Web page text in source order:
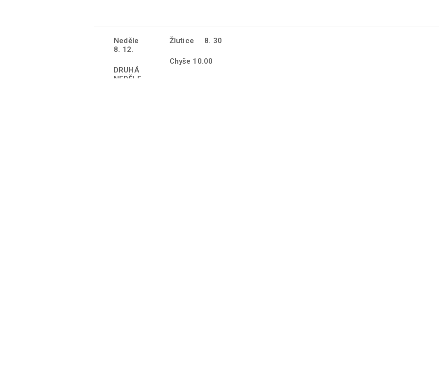
Neděle
8. 12.
DRUHÁ
NEDĚLE
Žlutice 8. 30
Chyše 10.00